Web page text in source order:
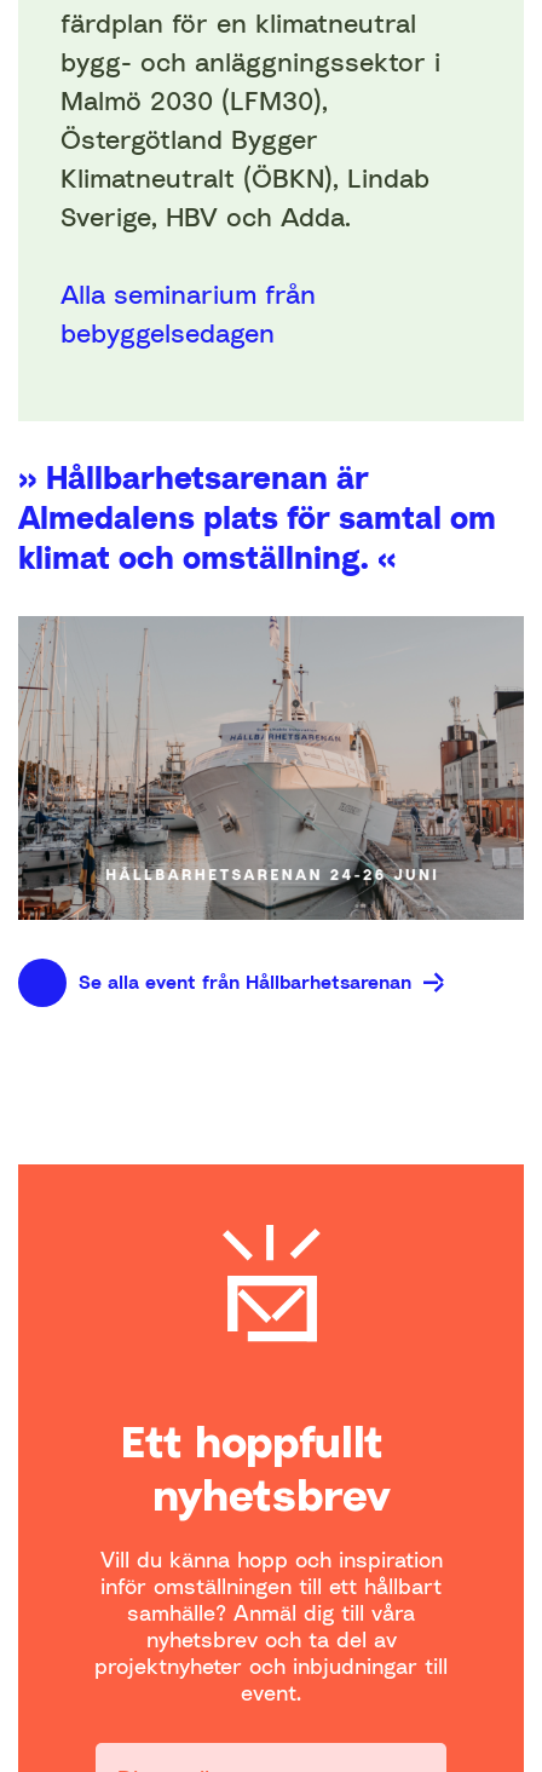
färdplan för en klimatneutral
bygg- och anläggningssektor i
Malmö 2030 (LFM30),
Östergötland Bygger
Klimatneutralt (ÖBKN), Lindab
Sverige, HBV och Adda.
Alla seminarium från
bebyggelsedagen
» Hållbarhetsarenan är
Almedalens plats för samtal om
klimat och omställning. «
Se alla event från Hållbarhetsarenan
Ett hoppfullt
nyhetsbrev
Vill du känna hopp och inspiration
inför omställningen till ett hållbart
samhälle? Anmäl dig till våra
nyhetsbrev och ta del av
projektnyheter och inbjudningar till
event.
Din email: